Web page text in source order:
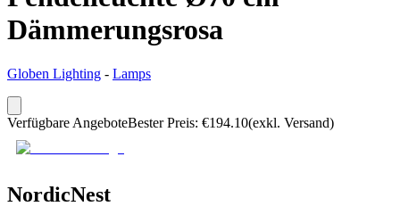
Dämmerungsrosa
Globen Lighting - Lamps
Verfügbare AngeboteBester Preis: €194.10(exkl. Versand)
NordicNest